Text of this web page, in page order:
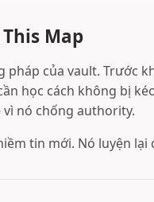
This Map
pháp của vault. Trước
học cách không bị
nó chống authority.
tin mới. Nó luyện lại